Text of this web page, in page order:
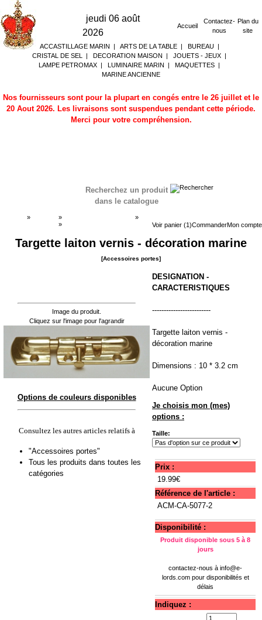
jeudi 06 août
2026
Accueil
Contactez-
nous
Plan du
site
ACCASTILLAGE MARIN | ARTS DE LA TABLE| BUREAU|
CRISTAL DE SEL
| DECORATION MAISON | JOUETS - JEUX |
LAMPE PETROMAX | LUMINAIRE MARIN | MAQUETTES |
MARINE ANCIENNE
Nos fournisseurs sont pour la plupart en congés entre le 26 juillet et le
20 Aout 2026. Les livraisons sont suspendues pendant cette période.
Merci pour votre compréhension.
Recherchez un produit
dans le catalogue
Voir panier (1)CommanderMon compte
» »
»
»
Targette laiton vernis - décoration marine
[Accessoires portes]
Image du produit.
Cliquez sur l'image pour l'agrandir
Options de couleurs disponibles
Consultez les autres articles relatifs à
"Accessoires portes"
Tous les produits dans toutes les
catégories
DESIGNATION -
CARACTERISTIQUES
-------------------------
Targette laiton vernis -
décoration marine
Dimensions : 10 * 3.2 cm
Aucune Option
Je choisis mon (mes)
options :
Taille:
Prix :
19.99€
Référence de l'article :
ACM-CA-5077-2
Disponibilité :
Produit disponible sous 5 à 8
jours
contactez-nous à info@e-
lords.compour disponibilités et
délais
Indiquez :